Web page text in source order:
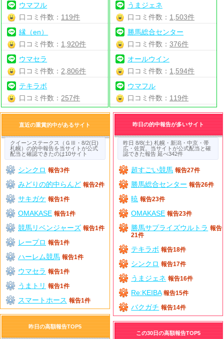
ウマフル
口コミ件数： 119件
縁（en）
口コミ件数： 1,920件
ウマセラ
口コミ件数： 2,806件
テキラボ
口コミ件数： 257件
うまジェネ
口コミ件数： 1,503件
勝馬総合センター
口コミ件数： 376件
オールウイン
口コミ件数： 1,594件
ウマフル
口コミ件数： 119件
直近の重賞的中があるサイト
クイーンステークス（ＧⅢ・8/2(日)
札幌）の的中報告を当サイトが公式
配当と確認できたのは10サイト
シンクロ 報告3件
みどりの的中らんど 報告2件
サキガケ 報告1件
OMAKASE 報告1件
競馬リベンジャーズ 報告1件
レープロ 報告1件
ハーレム競馬 報告1件
ウマセラ 報告1件
うまトリ 報告1件
スマートホース 報告1件
昨日の的中報告が多いサイト
昨日 8/8(土) 札幌・新潟・中京・帯
広・佐賀。当サイトが公式配当と確
認できた報告 延べ342件
超すごい競馬 報告27件
勝馬総合センター 報告26件
暁 報告23件
OMAKASE 報告23件
勝馬サプライズウルトラ 報告
21件
テキラボ 報告18件
シンクロ 報告17件
うまジェネ 報告16件
Re:KEIBA 報告15件
バクガチ 報告14件
昨日の高額報告TOP5
この30日の高額報告TOP5